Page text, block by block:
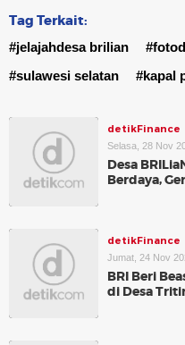
Tag Terkait:
#jelajahdesa brilian
#sulawesi selatan
#kapal
detikFinance
Selasa, 28 Nov
Desa
Berdaya,
detikFinance
Jumat, 24 Nov
BRI Beri
di Desa